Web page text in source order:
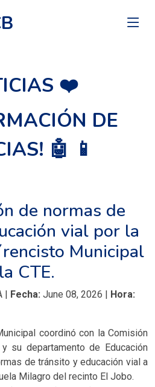
❤️
DE
🤖 📱
de normas de
vial por la
Municipal
CTE.
| Fecha: June 08, 2026 | Hora:
coordinó con la Comisión
su departamento de Educación
de tránsito y educación vial a
Milagro del recinto El Jobo.